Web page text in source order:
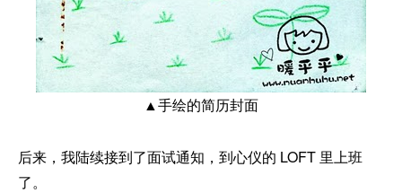
▲手绘的简历封面
后来，我陆续接到了面试通知，到心仪的 LOFT 里上班
了。